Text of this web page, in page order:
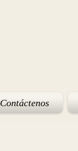
Contáctenos